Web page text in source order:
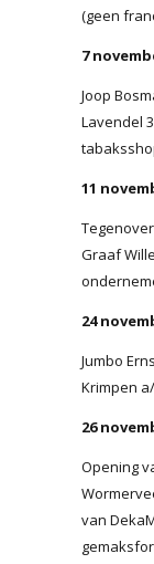
(geen
7
Joop
Lavendel
11
Graaf
24
Jumbo
Krimpen
26
Opening
van